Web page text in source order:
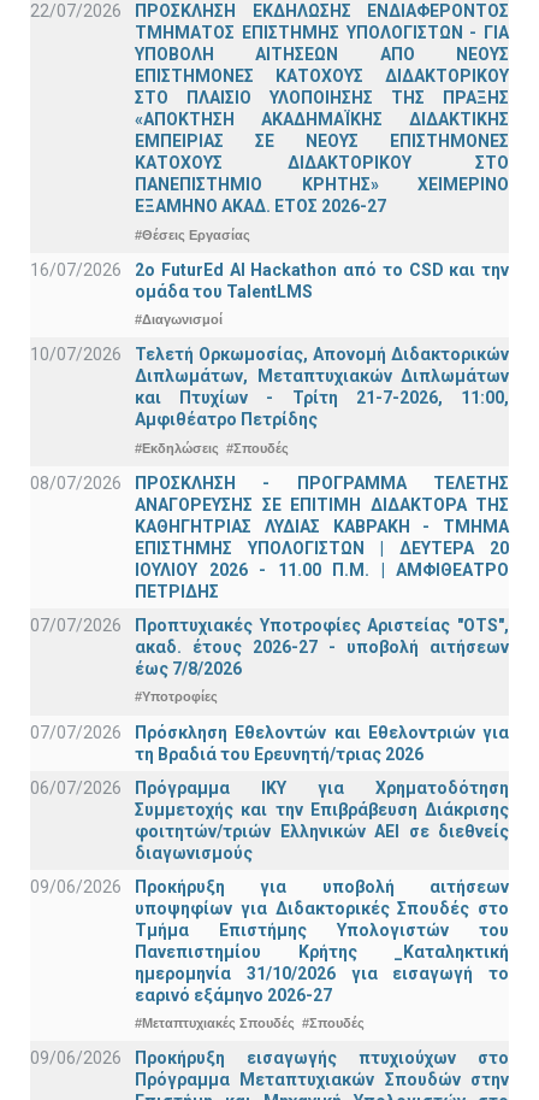
22/07/2026
ΠΡΟΣΚΛΗΣΗ ΕΚΔΗΛΩΣΗΣ ΕΝΔΙΑΦΕΡΟΝΤΟΣ
ΤΜΗΜΑΤΟΣ ΕΠΙΣΤΗΜΗΣ ΥΠΟΛΟΓΙΣΤΩΝ - ΓΙΑ
ΥΠΟΒΟΛΗ ΑΙΤΗΣΕΩΝ ΑΠΟ ΝΕΟΥΣ
ΕΠΙΣΤΗΜΟΝΕΣ ΚΑΤΟΧΟΥΣ ΔΙΔΑΚΤΟΡΙΚΟΥ
ΣΤΟ ΠΛΑΙΣΙΟ ΥΛΟΠΟΙΗΣΗΣ ΤΗΣ ΠΡΑΞΗΣ
«ΑΠΟΚΤΗΣΗ ΑΚΑΔΗΜΑΪΚΗΣ ΔΙΔΑΚΤΙΚΗΣ
ΕΜΠΕΙΡΙΑΣ ΣΕ ΝΕΟΥΣ ΕΠΙΣΤΗΜΟΝΕΣ
ΚΑΤΟΧΟΥΣ ΔΙΔΑΚΤΟΡΙΚΟΥ ΣΤΟ
ΠΑΝΕΠΙΣΤΗΜΙΟ ΚΡΗΤΗΣ» ΧΕΙΜΕΡΙΝΟ
ΕΞΑΜΗΝΟ ΑΚΑΔ. ΕΤΟΣ 2026-27
#Θέσεις Εργασίας
16/07/2026
2o FuturEd AI Hackathon από το CSD και την
ομάδα του TalentLMS
#Διαγωνισμοί
10/07/2026
Τελετή Ορκωμοσίας, Απονομή Διδακτορικών
Διπλωμάτων, Μεταπτυχιακών Διπλωμάτων
και Πτυχίων - Τρίτη 21-7-2026, 11:00,
Αμφιθέατρο Πετρίδης
#Εκδηλώσεις #Σπουδές
08/07/2026
ΠΡΟΣΚΛΗΣΗ - ΠΡΟΓΡΑΜΜΑ ΤΕΛΕΤΗΣ
ΑΝΑΓΟΡΕΥΣΗΣ ΣΕ ΕΠΙΤΙΜΗ ΔΙΔΑΚΤΟΡΑ ΤΗΣ
ΚΑΘΗΓΗΤΡΙΑΣ ΛΥΔΙΑΣ ΚΑΒΡΑΚΗ - ΤΜΗΜΑ
ΕΠΙΣΤΗΜΗΣ ΥΠΟΛΟΓΙΣΤΩΝ | ΔΕΥΤΕΡΑ 20
ΙΟΥΛΙΟΥ 2026 - 11.00 Π.Μ. | ΑΜΦΙΘΕΑΤΡΟ
ΠΕΤΡΙΔΗΣ
07/07/2026
Προπτυχιακές Υποτροφίες Αριστείας "OTS",
ακαδ. έτους 2026-27 - υποβολή αιτήσεων
έως 7/8/2026
#Υποτροφίες
07/07/2026
Πρόσκληση Εθελοντών και Εθελοντριών για
τη Βραδιά του Ερευνητή/τριας 2026
06/07/2026
Πρόγραμμα ΙΚΥ για Χρηματοδότηση
Συμμετοχής και την Επιβράβευση Διάκρισης
φοιτητών/τριών Ελληνικών ΑΕΙ σε διεθνείς
διαγωνισμούς
09/06/2026
Προκήρυξη για υποβολή αιτήσεων
υποψηφίων για Διδακτορικές Σπουδές στο
Τμήμα Eπιστήμης Υπολογιστών του
Πανεπιστημίου Κρήτης _Καταληκτική
ημερομηνία 31/10/2026 για εισαγωγή το
εαρινό εξάμηνο 2026-27
#Μεταπτυχιακές Σπουδές #Σπουδές
09/06/2026
Προκήρυξη εισαγωγής πτυχιούχων στo
Πρόγραμμα Μεταπτυχιακών Σπουδών στην